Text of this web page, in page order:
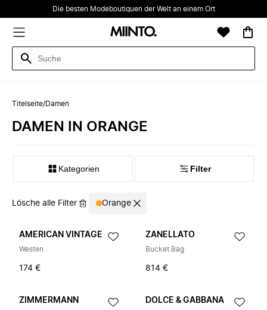
Die besten Modeboutiquen der Welt an einem Ort
Titelseite/Damen
DAMEN IN ORANGE
Kategorien Filter
Lösche alle Filter Orange
AMERICAN VINTAGE
Westen
174 €
ZANELLATO
Bucket Bag
814 €
ZIMMERMANN DOLCE & GABBANA